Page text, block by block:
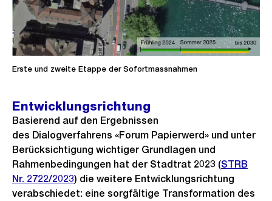
Erste und zweite Etappe der Sofortmassnahmen
Entwicklungsrichtung
Basierend auf den Ergebnissen
des Dialogverfahrens «Forum Papierwerd» und unter
Berücksichtigung wichtiger Grundlagen und
Rahmenbedingungen hat der Stadtrat 2023 (STRB
Nr. 2722/2023) die weitere Entwicklungsrichtung
verabschiedet: eine sorgfältige Transformation des